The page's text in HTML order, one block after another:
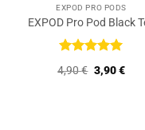
EXPOD PRO PODS
EXPOD Pro Pod Black
Bewertet
mit 5 von
4,90€
Preis
3,90€